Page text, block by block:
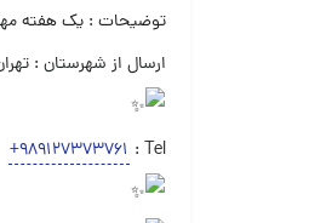
توضیحات : یک هفته
ارسال از شهرستان :
Tel :
+989127373761